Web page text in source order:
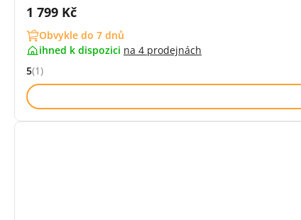
Cena s DPH:
1 799 Kč
Obvykle do 7 dnů
ihned k dispozici na 4 prodejnách
Hodnocení: 5 z 5 (1 recenzí)
5(1)